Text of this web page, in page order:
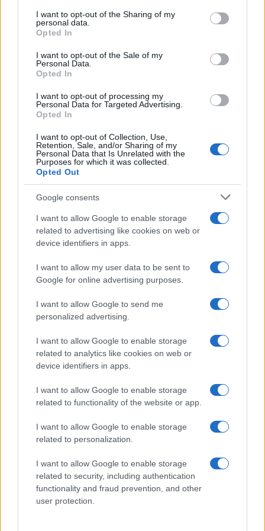
not limited to your visit or usage behaviour. You may click to
grant or deny consent to Google and its third-party tags to
use your data for below specified purposes in below Google
consent section.
I want to opt-out of the Sharing of my
personal data.
Opted In
I want to opt-out of the Sale of my
Personal Data.
Opted In
I want to opt-out of processing my
Personal Data for Targeted Advertising.
Opted In
I want to opt-out of Collection, Use,
Retention, Sale, and/or Sharing of my
Personal Data that Is Unrelated with the
Purposes for which it was collected.
Opted Out
Google consents
I want to allow Google to enable storage
related to advertising like cookies on web or
device identifiers in apps.
I want to allow my user data to be sent to
Google for online advertising purposes.
I want to allow Google to send me
personalized advertising.
I want to allow Google to enable storage
related to analytics like cookies on web or
device identifiers in apps.
I want to allow Google to enable storage
related to functionality of the website or app.
I want to allow Google to enable storage
related to personalization.
I want to allow Google to enable storage
related to security, including authentication
functionality and fraud prevention, and other
user protection.
Έλληνα αθλητή σε οποιοδήποτε αγωνισμα στο
Παγκόσμιο Πρωτάθλημα Χιονοδρομίας .
ΑΚΟΛΟΥΘΗΣΤΕ ΜΑΣ ΣΤΟ GOOGLE
NEWS ΚΑΝΟΝΤΑΣ ΚΛΙΚ ΕΔΩ
ΑΛΕΞΑΝΔΡΟΣ ΓΚΙΝΝΗΣ ΣΚΙ ΑΛΠΙΚΟ ΣΚΙ ΜΕΤΑΛΛΙΟ
Ροή Ειδήσεων
ΔΙΕΘΝΗ
Γερμανία: Μη επανδρωμένα αεροσκάφη εθεάθησαν πάνω
από στρατιωτική βάση
09/08/26 - 08:23
Τροχαίο στη λεωφόρο Αθηνών-Σουνίου: Μηχανή της ΔΙΑΣ
ΔΙΕΘΝΗ
08/08/26 - 23:21
Ανάσχεση του πυρηνικού προγράμματος βλέπουν οι
ειδικοί, αλλά όχι καταστροφή
ΔΙΕΘΝΗ
08/08/26 - 23:13
Η αμερικανική Γερουσία ενέκρινε κυρώσεις-μαμούθ κατά
ΔΙΕΘΝΗ
08/08/26 - 23:10
Επίσκεψη-αστραπή του διοικητή της CENTCOM στο